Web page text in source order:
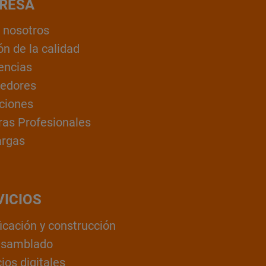
nosotros
de la calidad
Profesionales
y construcción
digitales